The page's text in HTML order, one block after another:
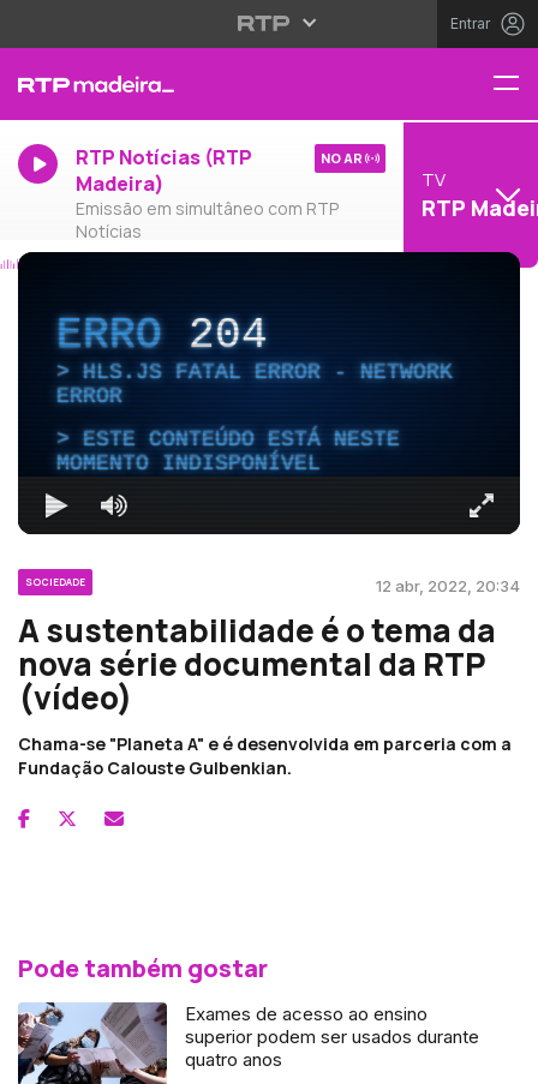
Entrar
RTP Notícias (RTP
Madeira)
Emissão em simultâneo com RTP
Notícias
NO AR
TV
RTP
ERRO204
HLS.JS FATAL ERROR - NETWORK
ERROR
ESTE CONTEÚDO ESTÁ NESTE
MOMENTO INDISPONÍVEL
SOCIEDADE 12 abr, 2022, 20:34
A sustentabilidade é o tema da
nova série documental da RTP
(vídeo)
Chama-se "Planeta A" e é desenvolvida em parceria com a
Fundação Calouste Gulbenkian.
Pode também gostar
Exames de acesso ao ensino
superior podem ser usados durante
quatro anos